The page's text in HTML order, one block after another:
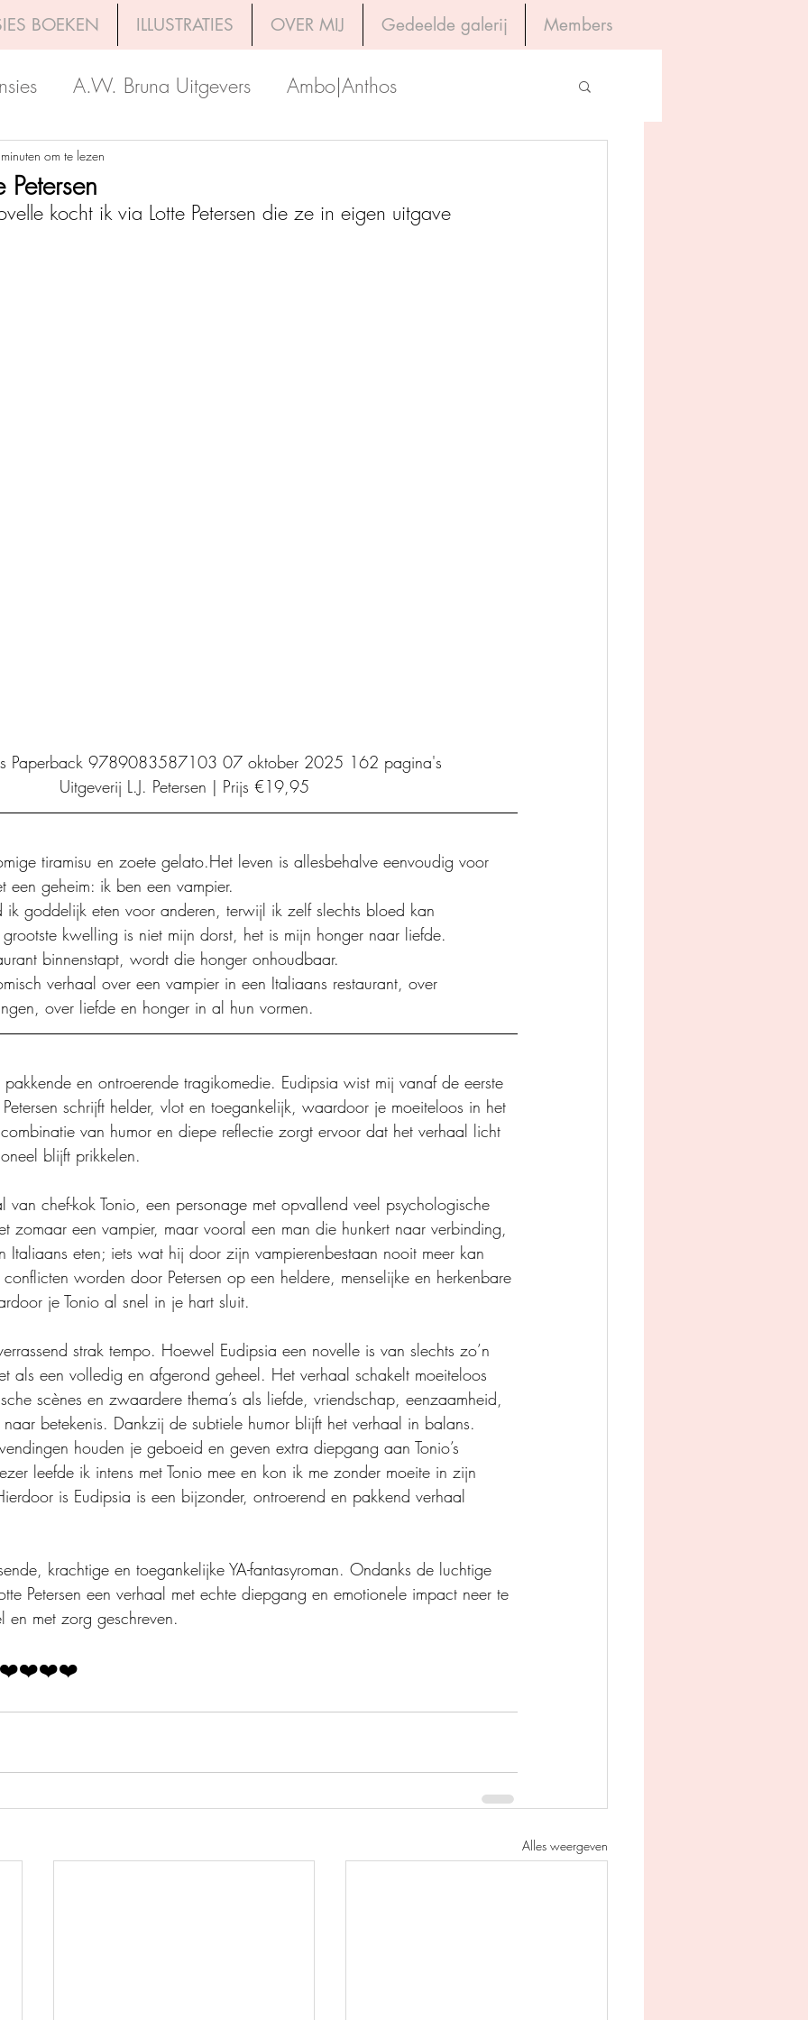
BOEKEN ILLUSTRATIES OVER MIJ Gedeelde galerij Members
A.W. Bruna Uitgevers Ambo|Anthos
Boekerij Uitgeverij Luitingh-Sijthoff
The House of Books
Petersen
om te lezen
kocht ik via Lotte Petersen die ze in eigen uitgave
Paperback 9789083587103 07 oktober 2025 162 pagina's
Uitgeverij L.J. Petersen | Prijs €19,95
tiramisu en zoete gelato.Het leven is allesbehalve eenvoudig voor
een geheim: ik ben een vampier.
goddelijk eten voor anderen, terwijl ik zelf slechts bloed kan
kwelling is niet mijn dorst, het is mijn honger naar liefde.
binnenstapt, wordt die honger onhoudbaar.
verhaal over een vampier in een Italiaans restaurant, over
over liefde en honger in al hun vormen.
en ontroerende tragikomedie. Eudipsia wist mij vanaf de eerste
schrijft helder, vlot en toegankelijk, waardoor je moeiteloos in het
van humor en diepe reflectie zorgt ervoor dat het verhaal licht
blijft prikkelen.
van chef-kok Tonio, een personage met opvallend veel psychologische
zomaar een vampier, maar vooral een man die hunkert naar verbinding,
Italiaans eten; iets wat hij door zijn vampierenbestaan nooit meer kan
worden door Petersen op een heldere, menselijke en herkenbare
je Tonio al snel in je hart sluit.
strak tempo. Hoewel Eudipsia een novelle is van slechts zo’n
als een volledig en afgerond geheel. Het verhaal schakelt moeiteloos
scènes en zwaardere thema’s als liefde, vriendschap, eenzaamheid,
betekenis. Dankzij de subtiele humor blijft het verhaal in balans.
houden je geboeid en geven extra diepgang aan Tonio’s
leefde ik intens met Tonio mee en kon ik me zonder moeite in zijn
is Eudipsia is een bijzonder, ontroerend en pakkend verhaal
krachtige en toegankelijke YA-fantasyroman. Ondanks de luchtige
Petersen een verhaal met echte diepgang en emotionele impact neer te
en met zorg geschreven.
❤️❤️❤️❤️
Alles weergeven